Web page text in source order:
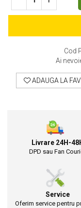
Mașini hidraulice de
Grape
Cositori
Articole Electrice
Prelungitoare
Sigurante electrice
Scule Pentru
Betoniere
Cod
Ai
ADAUGA LA
Livrare 24H-
DPD sau Fan
Service
Oferim service pentru